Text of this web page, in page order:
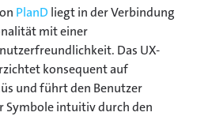
PlanD liegt in der Verbindung
mit einer
Das UX-
konsequent auf
und führt den Benutzer
intuitiv durch den